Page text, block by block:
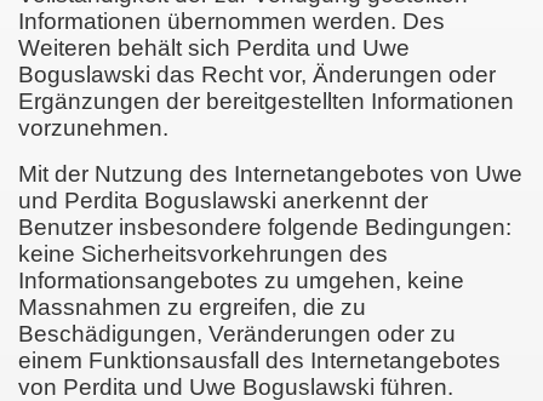
Informationen übernommen werden. Des
Weiteren behält sich Perdita und Uwe
Boguslawski das Recht vor, Änderungen oder
Ergänzungen der bereitgestellten Informationen
vorzunehmen.
Mit der Nutzung des Internetangebotes von Uwe
und Perdita Boguslawski anerkennt der
Benutzer insbesondere folgende Bedingungen:
keine Sicherheitsvorkehrungen des
Informationsangebotes zu umgehen, keine
Massnahmen zu ergreifen, die zu
Beschädigungen, Veränderungen oder zu
einem Funktionsausfall des Internetangebotes
von Perdita und Uwe Boguslawski führen.